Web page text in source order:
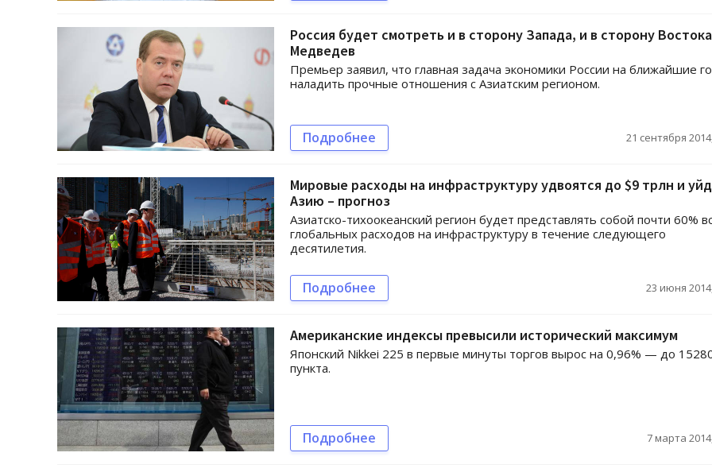
Россия будет смотреть и в сторону Запада, и в сторону
Медведев
Премьер заявил, что главная задача экономики России на ближайшие
наладить прочные отношения с Азиатским регионом.
Подробнее 21 сентября
Мировые расходы на инфраструктуру удвоятся до $9 трлн и
Азию – прогноз
Азиатско-тихоокеанский регион будет представлять собой почти 60%
глобальных расходов на инфраструктуру в течение следующего
десятилетия.
Подробнее 23 июня
Американские индексы превысили исторический максимум
Японский Nikkei 225 в первые минуты торгов вырос на 0,96% — до
пункта.
Подробнее 7 марта